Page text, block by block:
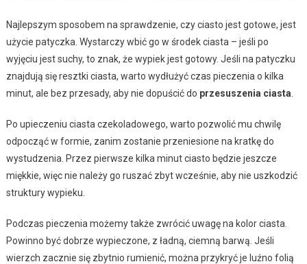
Najlepszym sposobem na sprawdzenie, czy ciasto jest gotowe, jest
użycie patyczka. Wystarczy wbić go w środek ciasta – jeśli po
wyjęciu jest suchy, to znak, że wypiek jest gotowy. Jeśli na patyczku
znajdują się resztki ciasta, warto wydłużyć czas pieczenia o kilka
minut, ale bez przesady, aby nie dopuścić do przesuszenia ciasta
Po upieczeniu ciasta czekoladowego, warto pozwolić mu chwilę
odpocząć w formie, zanim zostanie przeniesione na kratkę do
wystudzenia. Przez pierwsze kilka minut ciasto będzie jeszcze
miękkie, więc nie należy go ruszać zbyt wcześnie, aby nie uszkodzić
struktury wypieku.
Podczas pieczenia możemy także zwrócić uwagę na kolor ciasta.
Powinno być dobrze wypieczone, z ładną, ciemną barwą. Jeśli
wierzch zacznie się zbytnio rumienić, można przykryć je luźno folią